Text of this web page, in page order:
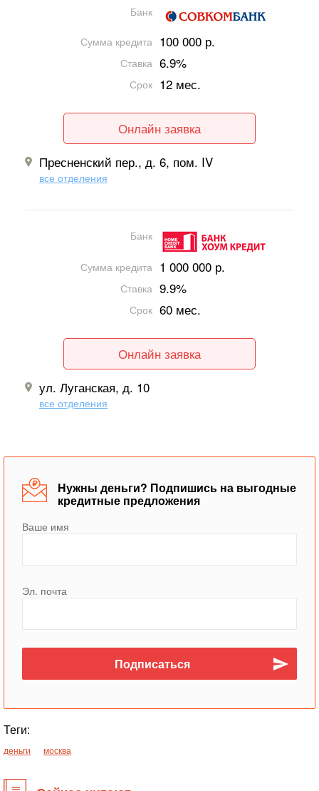
Банк
Сумма кредита 100 000 р.
Ставка 6.9%
Срок 12 мес.
Онлайн заявка
Пресненский пер., д. 6, пом. IV
все отделения
Банк
Сумма кредита 1 000 000 р.
Ставка 9.9%
Срок 60 мес.
Онлайн заявка
ул. Луганская, д. 10
все отделения
Нужны деньги? Подпишись на выгодные
кредитные предложения
Ваше имя
Эл. почта
Теги:
деньги москва